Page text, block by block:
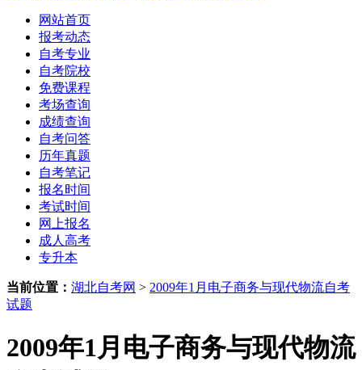
网站首页
报考动态
自考专业
自考院校
免费课程
考场查询
成绩查询
自考问答
历年真题
自考笔记
报名时间
考试时间
网上报名
成人高考
专升本
当前位置： 湖北自考网 > 2009年1月电子商务与现代物流自考
试题
2009年1月电子商务与现代物流